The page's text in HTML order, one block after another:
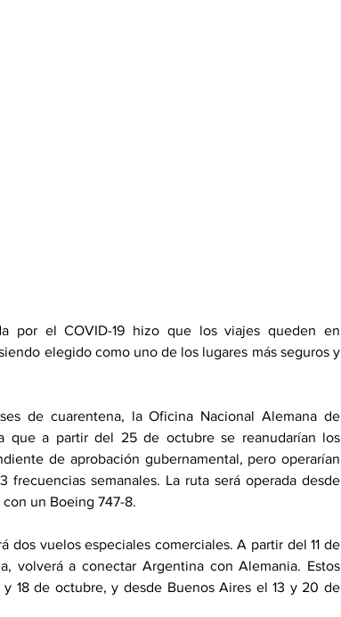
por el COVID-19 hizo que los viajes queden en
elegido como uno de los lugares más seguros y
de cuarentena, la Oficina Nacional Alemana de
que a partir del 25 de octubre se reanudarían los
de aprobación gubernamental, pero operarían
frecuencias semanales. La ruta será operada desde
un Boeing 747-8.
dos vuelos especiales comerciales. A partir del 11 de
volverá a conectar Argentina con Alemania. Estos
y 18 de octubre, y desde Buenos Aires el 13 y 20 de